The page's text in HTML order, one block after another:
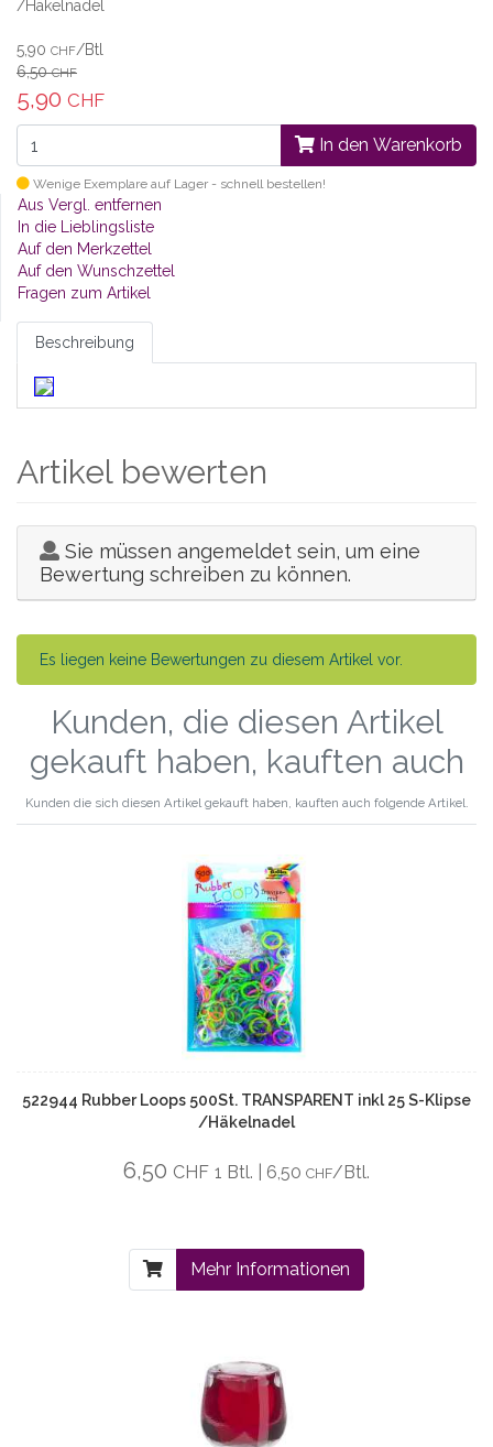
/Häkelnadel
5,90 CHF/Btl
6,50CHF
5,90 CHF
In den Warenkorb
Wenige Exemplare auf Lager - schnell bestellen!
Aus Vergl. entfernen
In die Lieblingsliste
Auf den Merkzettel
Auf den Wunschzettel
Fragen zum Artikel
Beschreibung
Artikel bewerten
Sie müssen angemeldet sein, um eine
Bewertung schreiben zu können.
Es liegen keine Bewertungen zu diesem Artikel vor.
Kunden, die diesen Artikel
gekauft haben, kauften auch
Kunden die sich diesen Artikel gekauft haben, kauften auch folgende Artikel.
522944 Rubber Loops 500St. TRANSPARENT inkl 25 S-Klipse
/Häkelnadel
6,50 CHF 1 Btl. | 6,50 CHF/Btl.
Mehr Informationen